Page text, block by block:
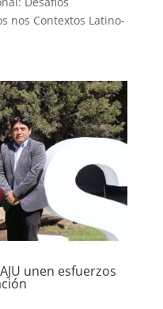
nos Contextos Latino-
unen esfuerzos